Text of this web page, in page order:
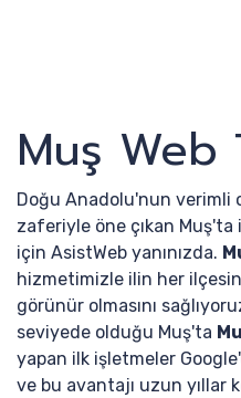
Muş Web
Doğu Anadolu'nun verimli
zaferiyle öne çıkan
için AsistWeb yanınızda.
hizmetimizle ilin her
görünür olmasını
seviyede olduğu Muş'ta
yapan ilk işletmeler
ve bu avantajı uzun yıllar